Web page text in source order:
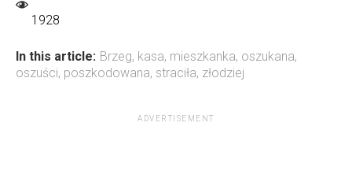
1928
In this article: Brzeg, kasa, mieszkanka, oszukana,
oszuści, poszkodowana, straciła, złodziej
ADVERTISEMENT